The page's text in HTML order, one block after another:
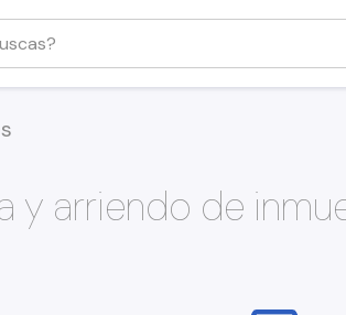
y arriendo de